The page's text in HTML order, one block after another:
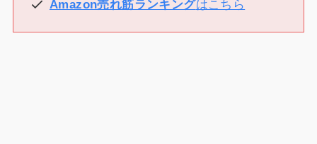
Amazon売れ筋ランキングはこちら